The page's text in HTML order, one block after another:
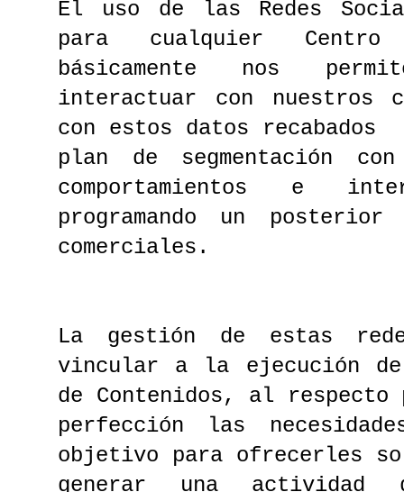
El uso de las Redes
para cualquier
básicamente nos
interactuar con nuestros
con estos datos recabados
plan de segmentación
comportamientos e
programando un
comerciales.
La gestión de estas
vincular a la ejecución de
de Contenidos, al respecto
perfección las
objetivo para ofrecerles
generar una actividad